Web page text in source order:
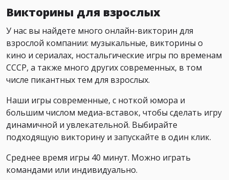
Викторины для взрослых
У нас вы найдете много онлайн-викторин для
взрослой компании: музыкальные, викторины о
кино и сериалах, ностальгические игры по временам
СССР, а также много других современных, в том
числе пикантных тем для взрослых.
Наши игры современные, с ноткой юмора и
большим числом медиа-вставок, чтобы сделать игру
динамичной и увлекательной. Выбирайте
подходящую викторину и запускайте в один клик.
Среднее время игры 40 минут. Можно играть
командами или индивидуально.